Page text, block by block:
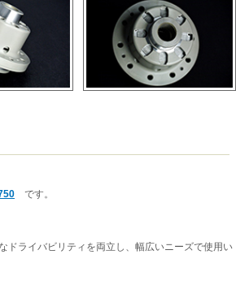
です。
ドライバビリティを両立し、幅広いニーズで使用い